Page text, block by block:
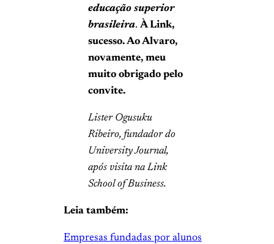
educação superior
brasileira. À Link,
sucesso. Ao Alvaro,
novamente, meu
muito obrigado pelo
convite.
Lister Ogusuku
Ribeiro, fundador do
University Journal,
após visita na Link
School of Business.
Leia também:
Empresas fundadas por alunos